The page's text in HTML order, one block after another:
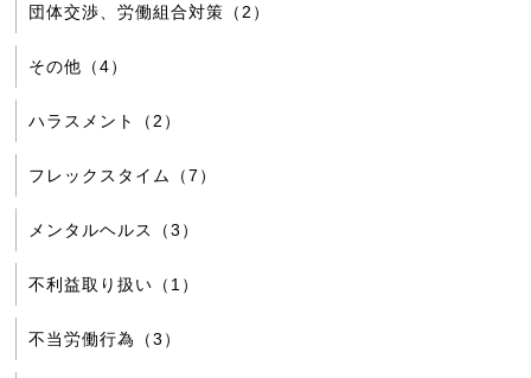
団体交渉、労働組合対策（2）
その他（4）
ハラスメント（2）
フレックスタイム（7）
メンタルヘルス（3）
不利益取り扱い（1）
不当労働行為（3）